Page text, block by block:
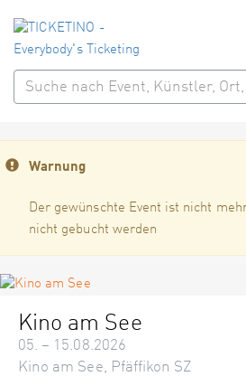
Warnung
Der gewünschte Event ist nicht
nicht gebucht werden
Kino am See
05. – 15.08.2026
Kino am See, Pfäffikon SZ